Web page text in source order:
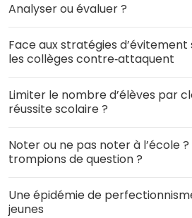
Analyser ou évaluer ?
Face aux stratégies
les collèges contre‑attaquent
Limiter le nombre d’élèves par
réussite scolaire ?
Noter ou ne pas noter à l’école ?
trompions de question ?
Une épidémie de
jeunes